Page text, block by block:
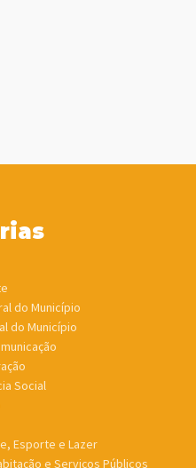
do Município
do Município
Social
Esporte e Lazer
e Serviços Públicos